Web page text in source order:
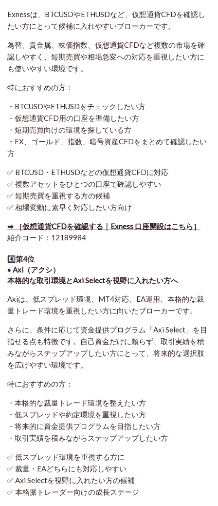
Exnessは、BTCUSDやETHUSDなど、仮想通貨CFDを確認し
たい方にとって候補に入れやすいブローカーです。
為替、貴金属、株価指数、仮想通貨CFDなど複数の市場を確
認しやすく、短期売買や相場急変への対応を重視したい方に
も使いやすい環境です。
特におすすめの方：
・BTCUSDやETHUSDをチェックしたい方
・仮想通貨CFD用の口座を準備したい方
・短期売買向けの環境を探している方
・FX、ゴールド、指数、暗号資産CFDをまとめて確認したい
方
✅ BTCUSD・ETHUSDなどの仮想通貨CFDに対応
✅ 複数アセットをひとつの口座で確認しやすい
✅ 短期売買を重視する方の候補
✅ 相場変動に素早く対応したい方向け
➡ ［仮想通貨CFDを確認する｜Exness 口座開設はこちら］
紹介コード：12189984
4️⃣第4位
♦️ Axi（アクシ）
本格的な取引環境とAxi Selectを視野に入れたい方へ
Axiは、低スプレッド環境、MT4対応、EA運用、本格的な裁
量トレード環境を重視したい方に向いたブローカーです。
さらに、条件に応じて資金提供プログラム「Axi Select」を目
指せる点も特徴です。自己資金だけに頼らず、取引実績を積
みながらステップアップしたい方にとって、将来的な選択肢
を広げやすい環境です。
特におすすめの方：
・本格的な裁量トレード環境を整えたい方
・低スプレッドや約定環境を重視したい方
・将来的に資金提供プログラムを目指したい方
・取引実績を積みながらステップアップしたい方
✅ 低スプレッド環境を重視する方に
✅ 裁量・EAどちらにも対応しやすい
✅ Axi Selectを視野に入れたい方の候補
✅ 本格派トレーダー向けの成長ステージ